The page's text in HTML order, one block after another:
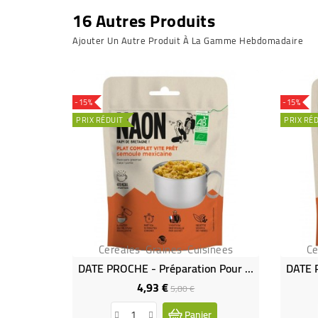
16 Autres Produits
Ajouter Un Autre Produit À La Gamme Hebdomadaire
Cereales-Graines-Cuisinees
-15%
PRIX RÉDUIT
DATE PROCHE - Préparation Pour Semoule Mexicaine BIO
4,93 €Prix
de
5,80 €Prix
-15%
PRIX